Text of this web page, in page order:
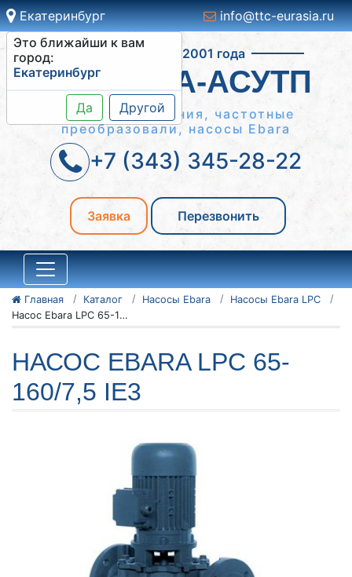
Екатеринбург
Это ближайши к вам
город:
Екатеринбург
Да Другой
info@ttc-eurasia.ru
Работаем с 2001 года
СИСТЕМА-АСУТП
Шкафы управления, частотные
преобразовали, насосы Ebara
+7 (343) 345-28-22
Заявка Перезвонить
Главная Каталог Насосы Ebara
Насосы Ebara LPC
Насос Ebara LPC 65-160/7,5 IE3
НАСОС EBARA LPC 65-
160/7,5 IE3